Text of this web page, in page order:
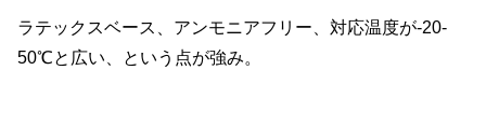
ラテックスベース、アンモニアフリー、対応温度が-20-
50℃と広い、という点が強み。